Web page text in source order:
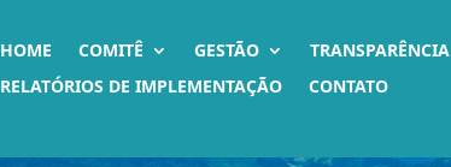
HOME COMITÊ GESTÃO TRANSPARÊNCIA
RELATÓRIOS DE IMPLEMENTAÇÃO
CONTATO